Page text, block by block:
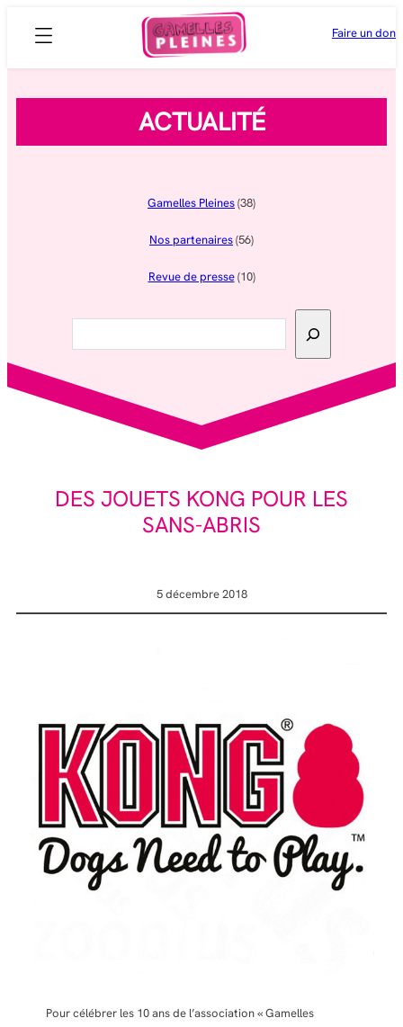
Faire un don
ACTUALITÉ
Gamelles Pleines(38)
Nos partenaires(56)
Revue de presse(10)
Rechercher
DES JOUETS KONG POUR LES
SANS-ABRIS
5 décembre 2018
Pour célébrer les 10 ans de l’association « Gamelles